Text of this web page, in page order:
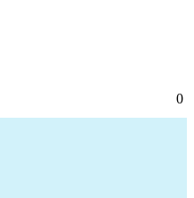
0